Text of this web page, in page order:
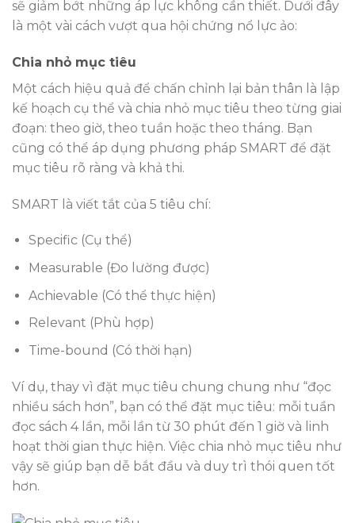
sẽ giảm bớt những áp lực không cần thiết. Dưới đây
là một vài cách vượt qua hội chứng nổ lực ảo:
Chia nhỏ mục tiêu
Một cách hiệu quả để chấn chỉnh lại bản thân là lập
kế hoạch cụ thể và chia nhỏ mục tiêu theo từng giai
đoạn: theo giờ, theo tuần hoặc theo tháng. Bạn
cũng có thể áp dụng phương pháp SMART để đặt
mục tiêu rõ ràng và khả thi.
SMART là viết tắt của 5 tiêu chí:
Specific (Cụ thể)
Measurable (Đo lường được)
Achievable (Có thể thực hiện)
Relevant (Phù hợp)
Time-bound (Có thời hạn)
Ví dụ, thay vì đặt mục tiêu chung chung như “đọc
nhiều sách hơn”, bạn có thể đặt mục tiêu: mỗi tuần
đọc sách 4 lần, mỗi lần từ 30 phút đến 1 giờ và linh
hoạt thời gian thực hiện. Việc chia nhỏ mục tiêu như
vậy sẽ giúp bạn dễ bắt đầu và duy trì thói quen tốt
hơn.